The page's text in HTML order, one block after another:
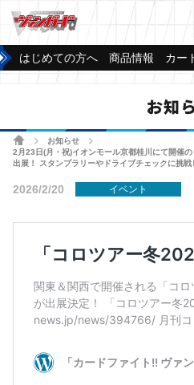
はじめての方へ 商品情報 カー
お知
ホームお知らせ
2月23日(月・祝)イオンモール京都桂川にて開催
出展！ スタンプラリーやドライブチェックに挑戦
2026/2/20 イベント